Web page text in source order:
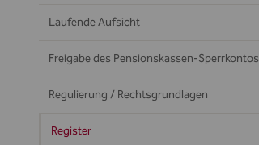
Laufende Aufsicht
Freigabe des Pensionskassen-Sperrkontos
Regulierung / Rechtsgrundlagen
Register